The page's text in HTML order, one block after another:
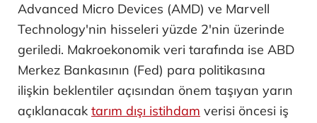
Advanced Micro Devices (AMD) ve Marvell
Technology'nin hisseleri yüzde 2'nin üzerinde
geriledi. Makroekonomik veri tarafında ise ABD
Merkez Bankasının (Fed) para politikasına
ilişkin beklentiler açısından önem taşıyan yarın
açıklanacak tarım dışı istihdam verisi öncesi iş